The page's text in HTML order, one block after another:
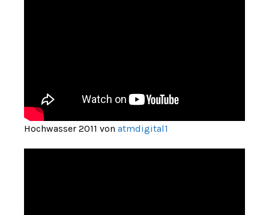
Hochwasser 2011 von atmdigital1